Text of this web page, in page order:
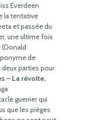
Everdeen
la tentative
et passée du
une ultime fois
de
parties pour
– La révolte,
guerrier qui
que les pièges